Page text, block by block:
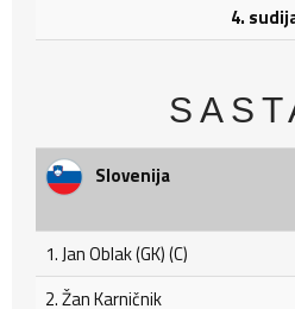
4.
Slovenija
1. Jan Oblak (GK) (C)
2. Žan Karničnik